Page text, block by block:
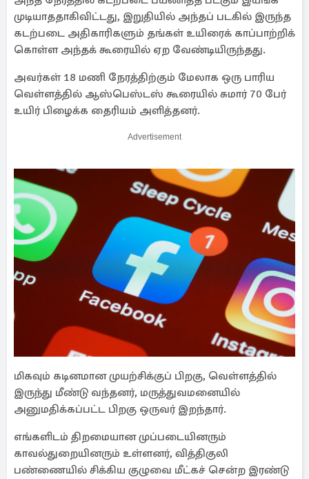
முடியாததாகிவிட்டது, இறுதியில் அந்தப் படகில் இருந்த
கடற்படை அதிகாரிகளும் தங்கள் உயிரைக் காப்பாற்றிக்
கொள்ள அந்தக் கூரையில் ஏற வேண்டியிருந்தது.
அவர்கள் 18 மணி நேரத்திற்கும் மேலாக ஒரு பாரிய
வெள்ளத்தில் ஆஸ்பெஸ்டஸ் கூரையில் சுமார் 70 பேர்
உயிர் பிழைக்க தைரியம் அளித்தனர்.
Advertisement
மிகவும் கடினமான முயற்சிக்குப் பிறகு, வெள்ளத்தில்
இருந்து மீண்டு வந்தனர், மருத்துவமனையில்
அனுமதிக்கப்பட்ட பிறகு ஒருவர் இறந்தார்.
எங்களிடம் திறமையான முப்படையினரும்
காவல்துறையினரும் உள்ளனர், வித்திகுலி
பண்ணையில் சிக்கிய குழுவை மீட்கச் சென்ற இரண்டு